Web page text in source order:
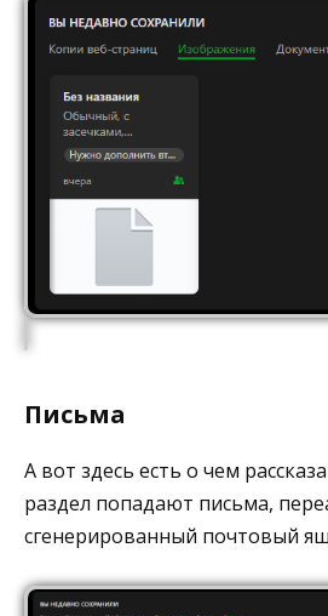
Письма
А вот здесь есть о чем
раздел попадают письма,
сгенерированный почтовый